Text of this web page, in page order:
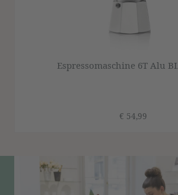
Espressomaschine 6T Alu
€ 54,99